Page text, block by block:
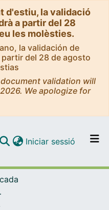
d'estiu, la validació
a partir del 28
les molèsties.
la validación de
del 28 de agosto
validation will
We apologize for
per tot el DD
Iniciar sessió (current)